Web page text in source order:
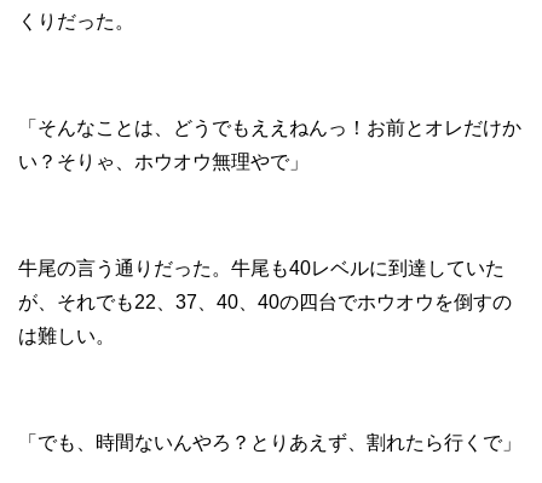
くりだった。
「そんなことは、どうでもええねんっ！お前とオレだけか
い？そりゃ、ホウオウ無理やで」
牛尾の言う通りだった。牛尾も40レベルに到達していた
が、それでも22、37、40、40の四台でホウオウを倒すの
は難しい。
「でも、時間ないんやろ？とりあえず、割れたら行くで」